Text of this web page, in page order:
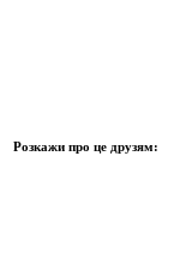
Розкажи про це друзям: